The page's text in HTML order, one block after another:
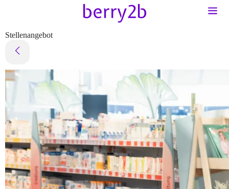
Stellenangebot